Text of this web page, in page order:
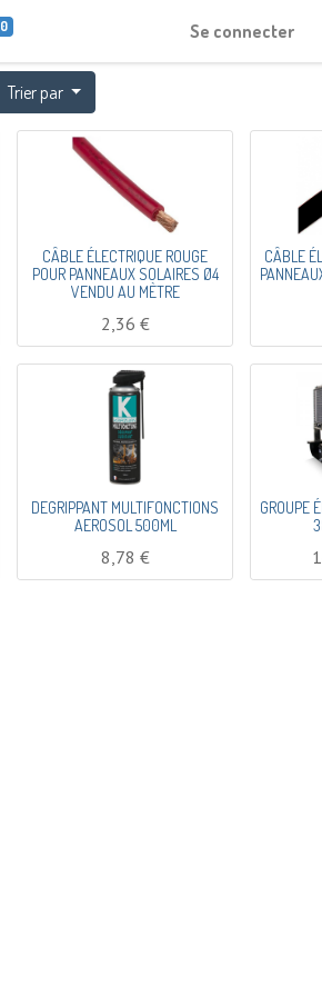
0 Se connecter
Trier par
CÂBLE ÉLECTRIQUE ROUGE
POUR PANNEAUX SOLAIRES Ø4
VENDU AU MÈTRE
2,36 €
CÂBLE
DEGRIPPANT MULTIFONCTIONS
AEROSOL 500ML
8,78 €
GROUPE